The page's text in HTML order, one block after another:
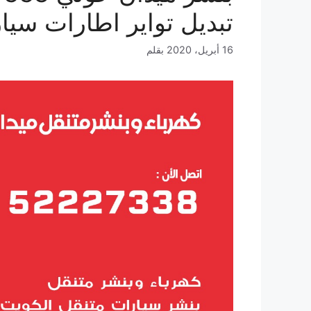
تبديل تواير اطارات
16 أبريل، 2020 بقلم